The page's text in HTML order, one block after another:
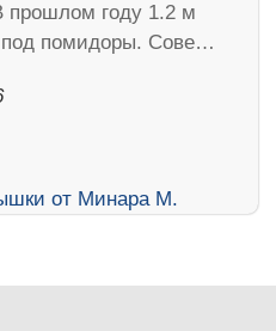
году 1.2 м
помидоры. Сове…